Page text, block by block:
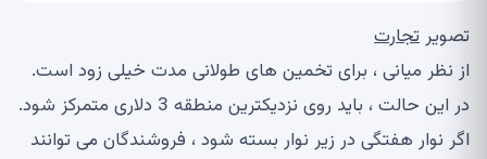
تصویر تجارت
از نظر میانی ، برای تخمین های طولانی مدت خیلی زود است.
در این حالت ، باید روی نزدیکترین منطقه 3 دلاری متمرکز شود.
اگر نوار هفتگی در زیر نوار بسته شود ، فروشندگان می توانند